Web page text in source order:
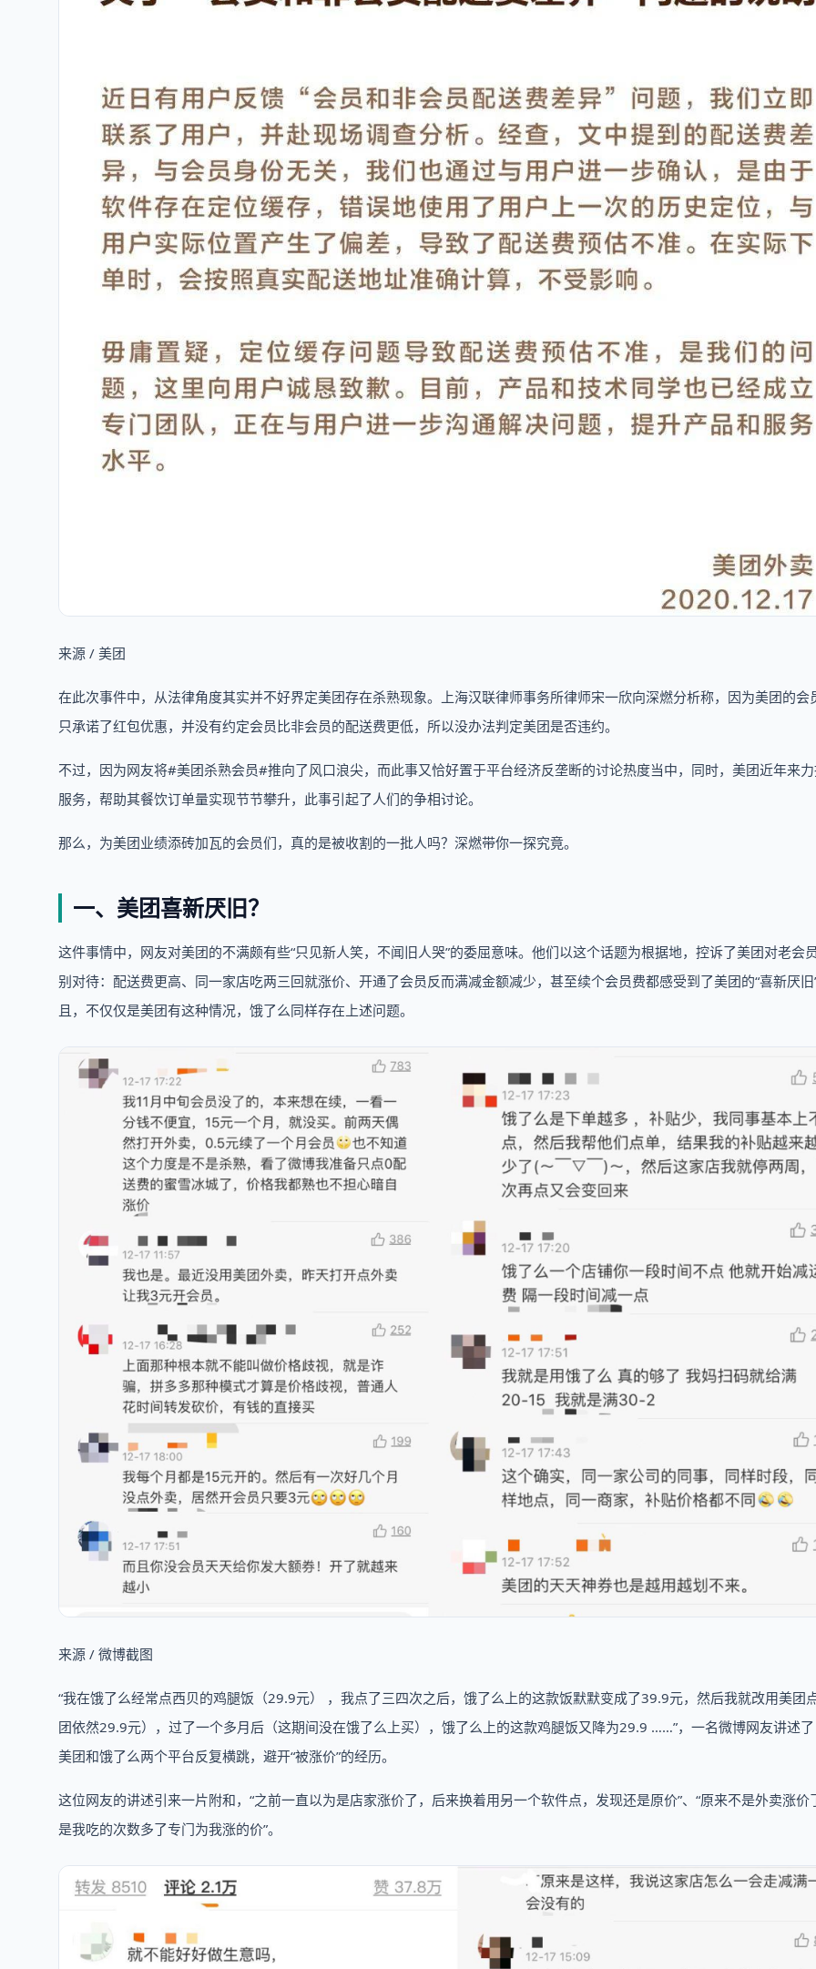
来源 / 美团
在此次事件中，从法律角度其实并不好界定美团存在杀熟现象。上海汉联律师事务所律师宋一欣向深燃分析称，因为美团的会
只承诺了红包优惠，并没有约定会员比非会员的配送费更低，所以没办法判定美团是否违约。
不过，因为网友将#美团杀熟会员#推向了风口浪尖，而此事又恰好置于平台经济反垄断的讨论热度当中，同时，美团近年来
服务，帮助其餐饮订单量实现节节攀升，此事引起了人们的争相讨论。
那么，为美团业绩添砖加瓦的会员们，真的是被收割的一批人吗？深燃带你一探究竟。
一、美团喜新厌旧？
这件事情中，网友对美团的不满颇有些“只见新人笑，不闻旧人哭”的委屈意味。他们以这个话题为根据地，控诉了美团对老会
别对待：配送费更高、同一家店吃两三回就涨价、开通了会员反而满减金额减少，甚至续个会员费都感受到了美团的“喜新厌旧
且，不仅仅是美团有这种情况，饿了么同样存在上述问题。
来源 / 微博截图
“我在饿了么经常点西贝的鸡腿饭（29.9元） ，我点了三四次之后，饿了么上的这款饭默默变成了39.9元，然后我就改用美团
团依然29.9元），过了一个多月后（这期间没在饿了么上买），饿了么上的这款鸡腿饭又降为29.9 ……”，一名微博网友讲述
美团和饿了么两个平台反复横跳，避开“被涨价”的经历。
这位网友的讲述引来一片附和，“之前一直以为是店家涨价了，后来换着用另一个软件点，发现还是原价”、“原来不是外卖涨价
是我吃的次数多了专门为我涨的价”。